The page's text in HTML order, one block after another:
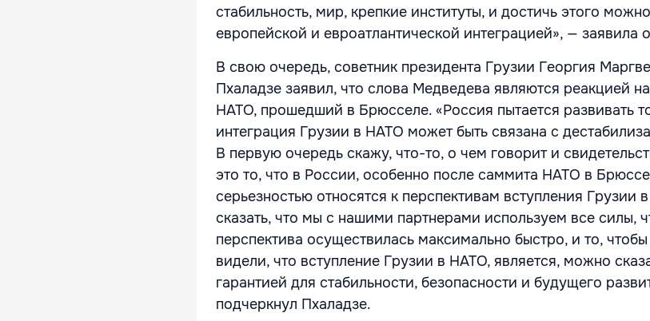
стабильность, мир, крепкие институты, и достичь этого
европейской и евроатлантической интеграцией», — заявила
В свою очередь, советник президента Грузии Георгия
Пхаладзе заявил, что слова Медведева являются реакцией
НАТО, прошедший в Брюсселе. «Россия пытается развивать
интеграция Грузии в НАТО может быть связана с
В первую очередь скажу, что-то, о чем говорит и
это то, что в России, особенно после саммита НАТО в
серьезностью относятся к перспективам вступления Грузии
сказать, что мы с нашими партнерами используем все силы,
перспектива осуществилась максимально быстро, и то,
видели, что вступление Грузии в НАТО, является, можно
гарантией для стабильности, безопасности и будущего
подчеркнул Пхаладзе.